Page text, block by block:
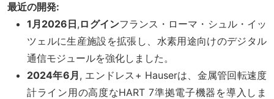
最近の開発:
1月2026日, ログインフランス・ローマ・シュル・イッ
ツェルに生産施設を拡張し、水素用途向けのデジタル
通信モジュールを強化しました。
2024年6月 , エンドレス+ Hauserは、金属管回転速度
計ライン用の高度なHART 7準拠電子機器を導入しま